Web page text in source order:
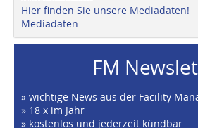
Hier finden Sie unsere Mediadaten!
Mediadaten
FM
» wichtige News aus der Facility
» 18 x im Jahr
» kostenlos und jederzeit kündbar